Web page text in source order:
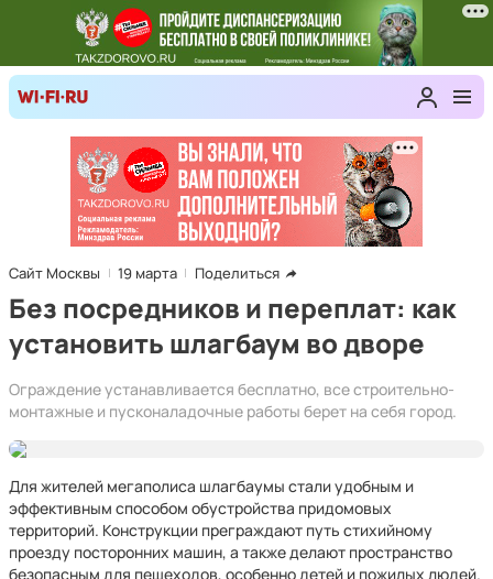
Сайт Москвы 19 марта Поделиться
Без посредников и переплат: как
установить шлагбаум во дворе
Ограждение устанавливается бесплатно, все строительно-
монтажные и пусконаладочные работы берет на себя город.
Для жителей мегаполиса шлагбаумы стали удобным и
эффективным способом обустройства придомовых
территорий. Конструкции преграждают путь стихийному
проезду посторонних машин, а также делают пространство
безопасным для пешеходов, особенно детей и пожилых людей.